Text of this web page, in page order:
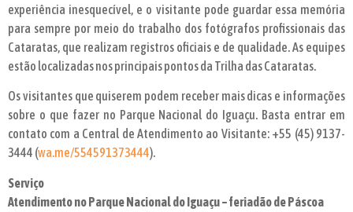
experiência inesquecível, e o visitante pode guardar essa memória
para sempre por meio do trabalho dos fotógrafos profissionais das
Cataratas, que realizam registros oficiais e de qualidade. As equipes
estão localizadas nos principais pontos da Trilha das Cataratas.
Os visitantes que quiserem podem receber mais dicas e informações
sobre o que fazer no Parque Nacional do Iguaçu. Basta entrar em
contato com a Central de Atendimento ao Visitante: +55 (45) 9137-
3444 (wa.me/554591373444).
Serviço
Atendimento no Parque Nacional do Iguaçu – feriadão de Páscoa